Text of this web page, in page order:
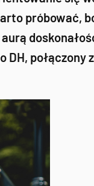
próbować,
połączony